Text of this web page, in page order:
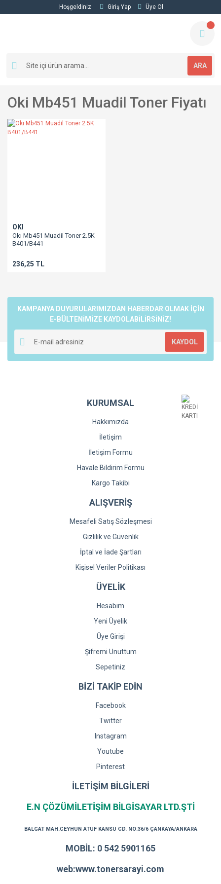
Hoşgeldiniz Giriş Yap Üye Ol
ARA
Oki Mb451 Muadil Toner Fiyatı
OKI
Okı Mb451 Muadil Toner 2.5K
B401/B441
236,25 TL
KAMPANYA DUYURULARIMIZDAN HABERDAR OLMAK İÇİN
E-BÜLTENİMİZE KAYDOLABİLİRSİNİZ!
KAYDOL
KURUMSAL
Hakkımızda
İletişim
İletişim Formu
Havale Bildirim Formu
Kargo Takibi
ALIŞVERİŞ
Mesafeli Satış Sözleşmesi
Gizlilik ve Güvenlik
İptal ve İade Şartları
Kişisel Veriler Politikası
ÜYELİK
Hesabım
Yeni Üyelik
Üye Girişi
Şifremi Unuttum
Sepetiniz
BİZİ TAKİP EDİN
Facebook
Twitter
Instagram
Youtube
Pinterest
İLETİŞİM BİLGİLERİ
E.N ÇÖZÜMİLETİŞİM BİLGİSAYAR LTD.ŞTİ
BALGAT MAH.CEYHUN ATUF KANSU CD. NO:36/6 ÇANKAYA/ANKARA
MOBİL: 0 542 5901165
web:www.tonersarayi.com